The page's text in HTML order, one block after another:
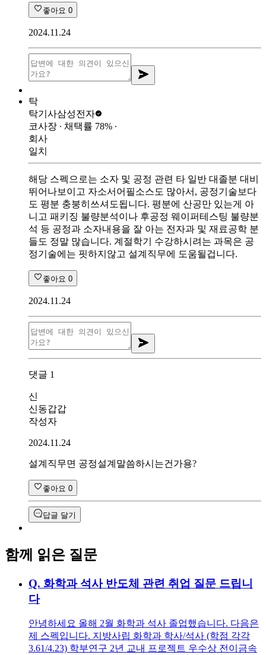
좋아요 0
2024.11.24
탁
탁기사삼성전자
코사장 ∙ 채택률 78% ∙
회사
일치
해당 스펙으로는 소자 및 공정 관련 타 일반 대졸분 대비
뛰어나보이고 자소서어필소스도 많아서, 공정기술보다
도 평분 충붕히쓰셔도됩니다. 평분에 산공만 있는게 아
니고 패키징 불량분석이나 후공정 웨이퍼테스팅 불량분
석 등 공정과 소자내용을 잘 아는 전자과 및 재료공학 분
들도 정말 많습니다. 계절학기 수강하시려는 과목은 공
정기술에는 핏하지않고 설계직무에 도움될겁니다.
좋아요 0
2024.11.24
댓글 1
신
신동갑갑
작성자
2024.11.24
설계직무면 공정설계말씀하시는건가용?
좋아요 0
답글 달기
함께 읽은 질문
Q. 화학과 석사 반도체 관련 취업 질문 드립니
다
안녕하세요 올해 2월 화학과 석사 졸업했습니다. 다음은
제 스펙입니다. 지방사립 화학과 학사/석사 (학점 각각
3.61/4.23) 학부연구 2년 교내 프로젝트 우수상 전이금속